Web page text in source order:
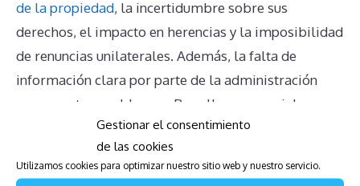
Gestionar el consentimiento
de las cookies
Utilizamos cookies para optimizar nuestro sitio web y nuestro servicio.
de la propiedad, la incertidumbre sobre sus
derechos, el impacto en herencias y la imposibilidad
de renuncias unilaterales. Además, la falta de
información clara por parte de la administración
agrava estos problemas. Por ello, es esencial que
los propietarios busquen asesoramiento legal
adecuado para entender y manejar mejor sus
obligaciones y derechos.